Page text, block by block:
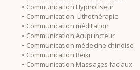
• Communication Hypnotiseur
• Communication Lithothérapie
• Communication méditation
• Communication Acupuncteur
• Communication médecine chinoise
• Communication Reiki
• Communication Massages faciaux